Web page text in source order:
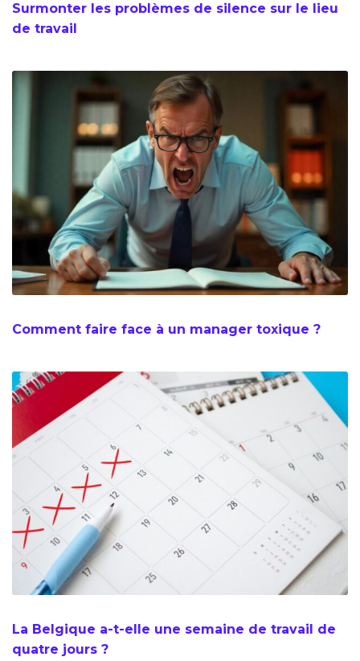
Surmonter les problèmes de silence sur le lieu
de travail
Comment faire face à un manager toxique ?
La Belgique a-t-elle une semaine de travail de
quatre jours ?